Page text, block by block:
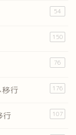
54
150
76
行 176
行 107